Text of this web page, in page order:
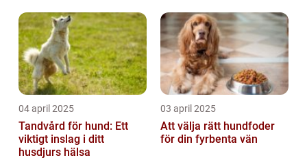
04 april 2025
Tandvård för hund: Ett
viktigt inslag i ditt
husdjurs hälsa
03 april 2025
Att välja rätt hundfoder
för din fyrbenta vän